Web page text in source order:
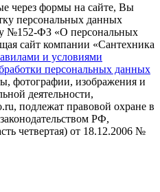
через формы на сайте, Вы
персональных данных
№152-ФЗ «О персональных
сайт компании «Cантехника
и условиями
персональных данных
фотографии, изображения и
деятельности,
подлежат правовой охране в
РФ,
четвертая) от 18.12.2006 №